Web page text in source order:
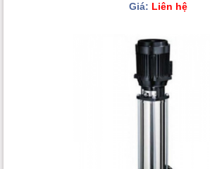
Giá: Liên hệ